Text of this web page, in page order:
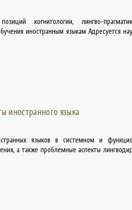
когнитологии, лингво-
иностранным языкам Адресуется
иностранного языка
языков в системном и
а также проблемные аспекты